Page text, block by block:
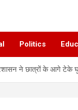
Politics
ने छात्रों के आगे टेके